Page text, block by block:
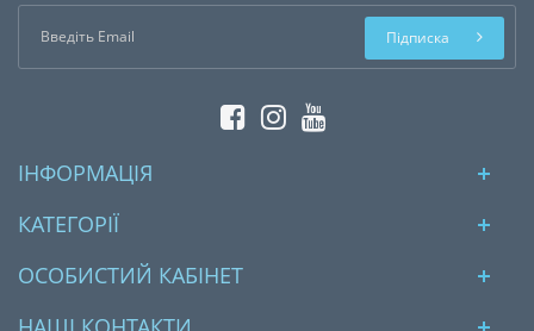
Підписка
ІНФОРМАЦІЯ
КАТЕГОРІЇ
ОСОБИСТИЙ КАБІНЕТ